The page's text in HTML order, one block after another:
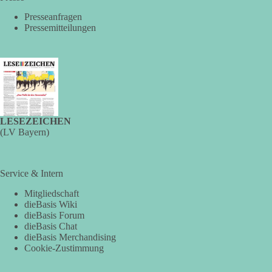
tagebuch-fauci-corona-impfung/
389 55
DieBasis
2 Tage(n) zuvor
Demonstration mit dem Motto „Russland ist nicht unser
Feind“ statt.
Hier ein Auszug aus der Rede von der
Bundestagsabgeordneten Sevim Dağdelen (BSW).
Presseanfragen
Pressemitteilungen
LESEZEICHEN
(LV Bayern)
Service & Intern
Mitgliedschaft
dieBasis Wiki
dieBasis Forum
dieBasis Chat
dieBasis Merchandising
Cookie-Zustimmung